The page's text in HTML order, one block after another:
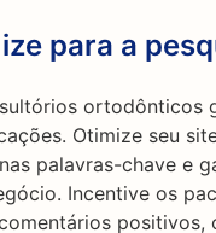
para a
ortodônticos
Otimize seu
palavras-chave e
Incentive os
positivos,